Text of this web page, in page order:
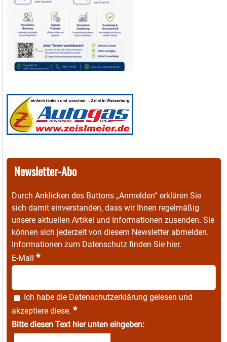
Newsletter-Abo
Durch Anklicken des Buttons „Anmelden“ erklären Sie
sich damit einverstanden, dass wir Ihnen regelmäßig
unsere aktuellen Artikel und Informationen zusenden. Sie
können sich jederzeit von diesem Newsletter abmelden.
Informationen zum Datenschutz finden Sie hier.
E-Mail *
Ich habe die Datenschutzerklärung gelesen und
akzeptiere diese. *
Bitte diesen Text hier unten eingeben: